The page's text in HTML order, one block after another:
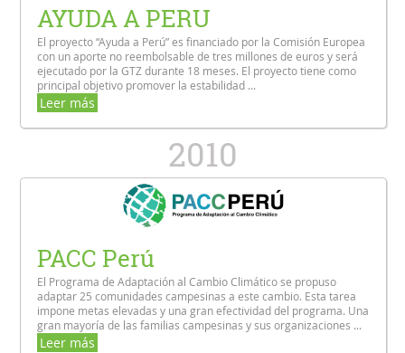
AYUDA A PERU
El proyecto “Ayuda a Perú” es financiado por la Comisión Europea
con un aporte no reembolsable de tres millones de euros y será
ejecutado por la GTZ durante 18 meses. El proyecto tiene como
principal objetivo promover la estabilidad ...
Leer más
2010
PACC Perú
El Programa de Adaptación al Cambio Climático se propuso
adaptar 25 comunidades campesinas a este cambio. Esta tarea
impone metas elevadas y una gran efectividad del programa. Una
gran mayoría de las familias campesinas y sus organizaciones ...
Leer más